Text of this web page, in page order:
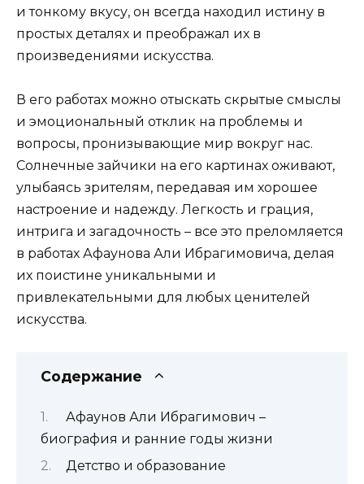
и тонкому вкусу, он всегда находил истину в
простых деталях и преображал их в
произведениями искусства.
В его работах можно отыскать скрытые смыслы
и эмоциональный отклик на проблемы и
вопросы, пронизывающие мир вокруг нас.
Солнечные зайчики на его картинах оживают,
улыбаясь зрителям, передавая им хорошее
настроение и надежду. Легкость и грация,
интрига и загадочность – все это преломляется
в работах Афаунова Али Ибрагимовича, делая
их поистине уникальными и
привлекательными для любых ценителей
искусства.
Содержание
Афаунов Али Ибрагимович –
биография и ранние годы жизни
Детство и образование